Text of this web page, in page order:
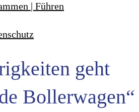
| Führen
geht
Bollerwagen“